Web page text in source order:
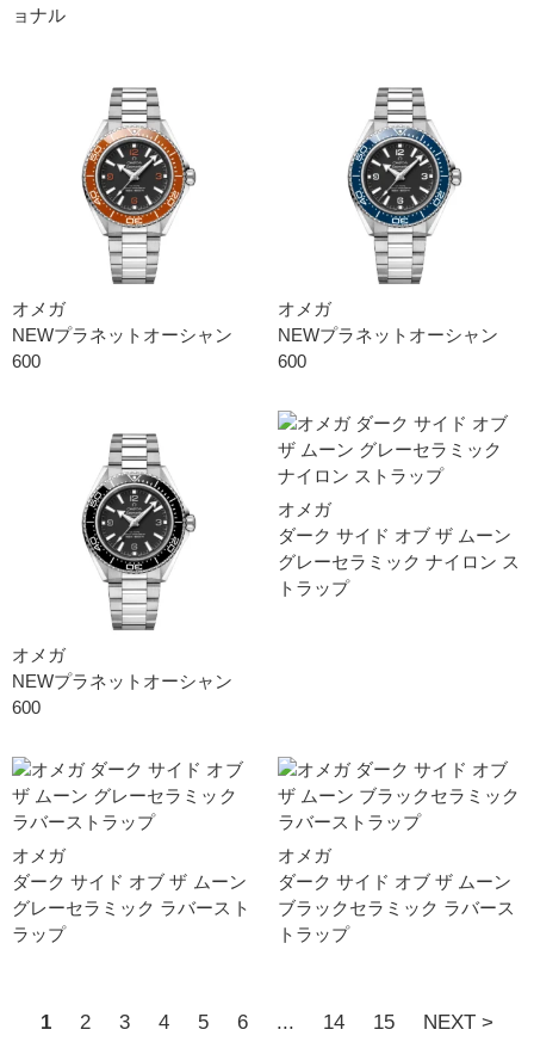
ョナ ル
オメガ
NEWプラネットオーシャン
600
オメガ
NEWプラネットオーシャン
600
オメガ
NEWプラネットオーシャン
600
オメガ
ダーク サイド オブ ザ ムー ン
グレーセラミック ナイロン ス
トラッ プ
オメガ
ダーク サイド オブ ザ ムー ン
グレーセラミック ラバースト
ラッ プ
オメガ
ダーク サイド オブ ザ ムー ン
ブラックセラミック ラバース
トラッ プ
1 2 3 4 5 6 ... 14 15 NEXT >